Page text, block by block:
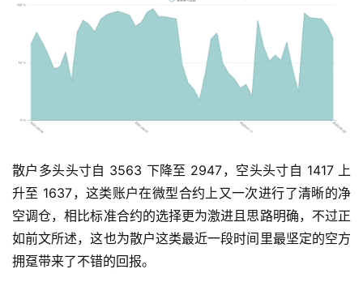
散户多头头寸自 3563 下降至 2947，空头头寸自 1417 上
升至 1637，这类账户在微型合约上又一次进行了清晰的净
空调仓，相比标准合约的选择更为激进且思路明确，不过正
如前文所述，这也为散户这类最近一段时间里最坚定的空方
拥趸带来了不错的回报。